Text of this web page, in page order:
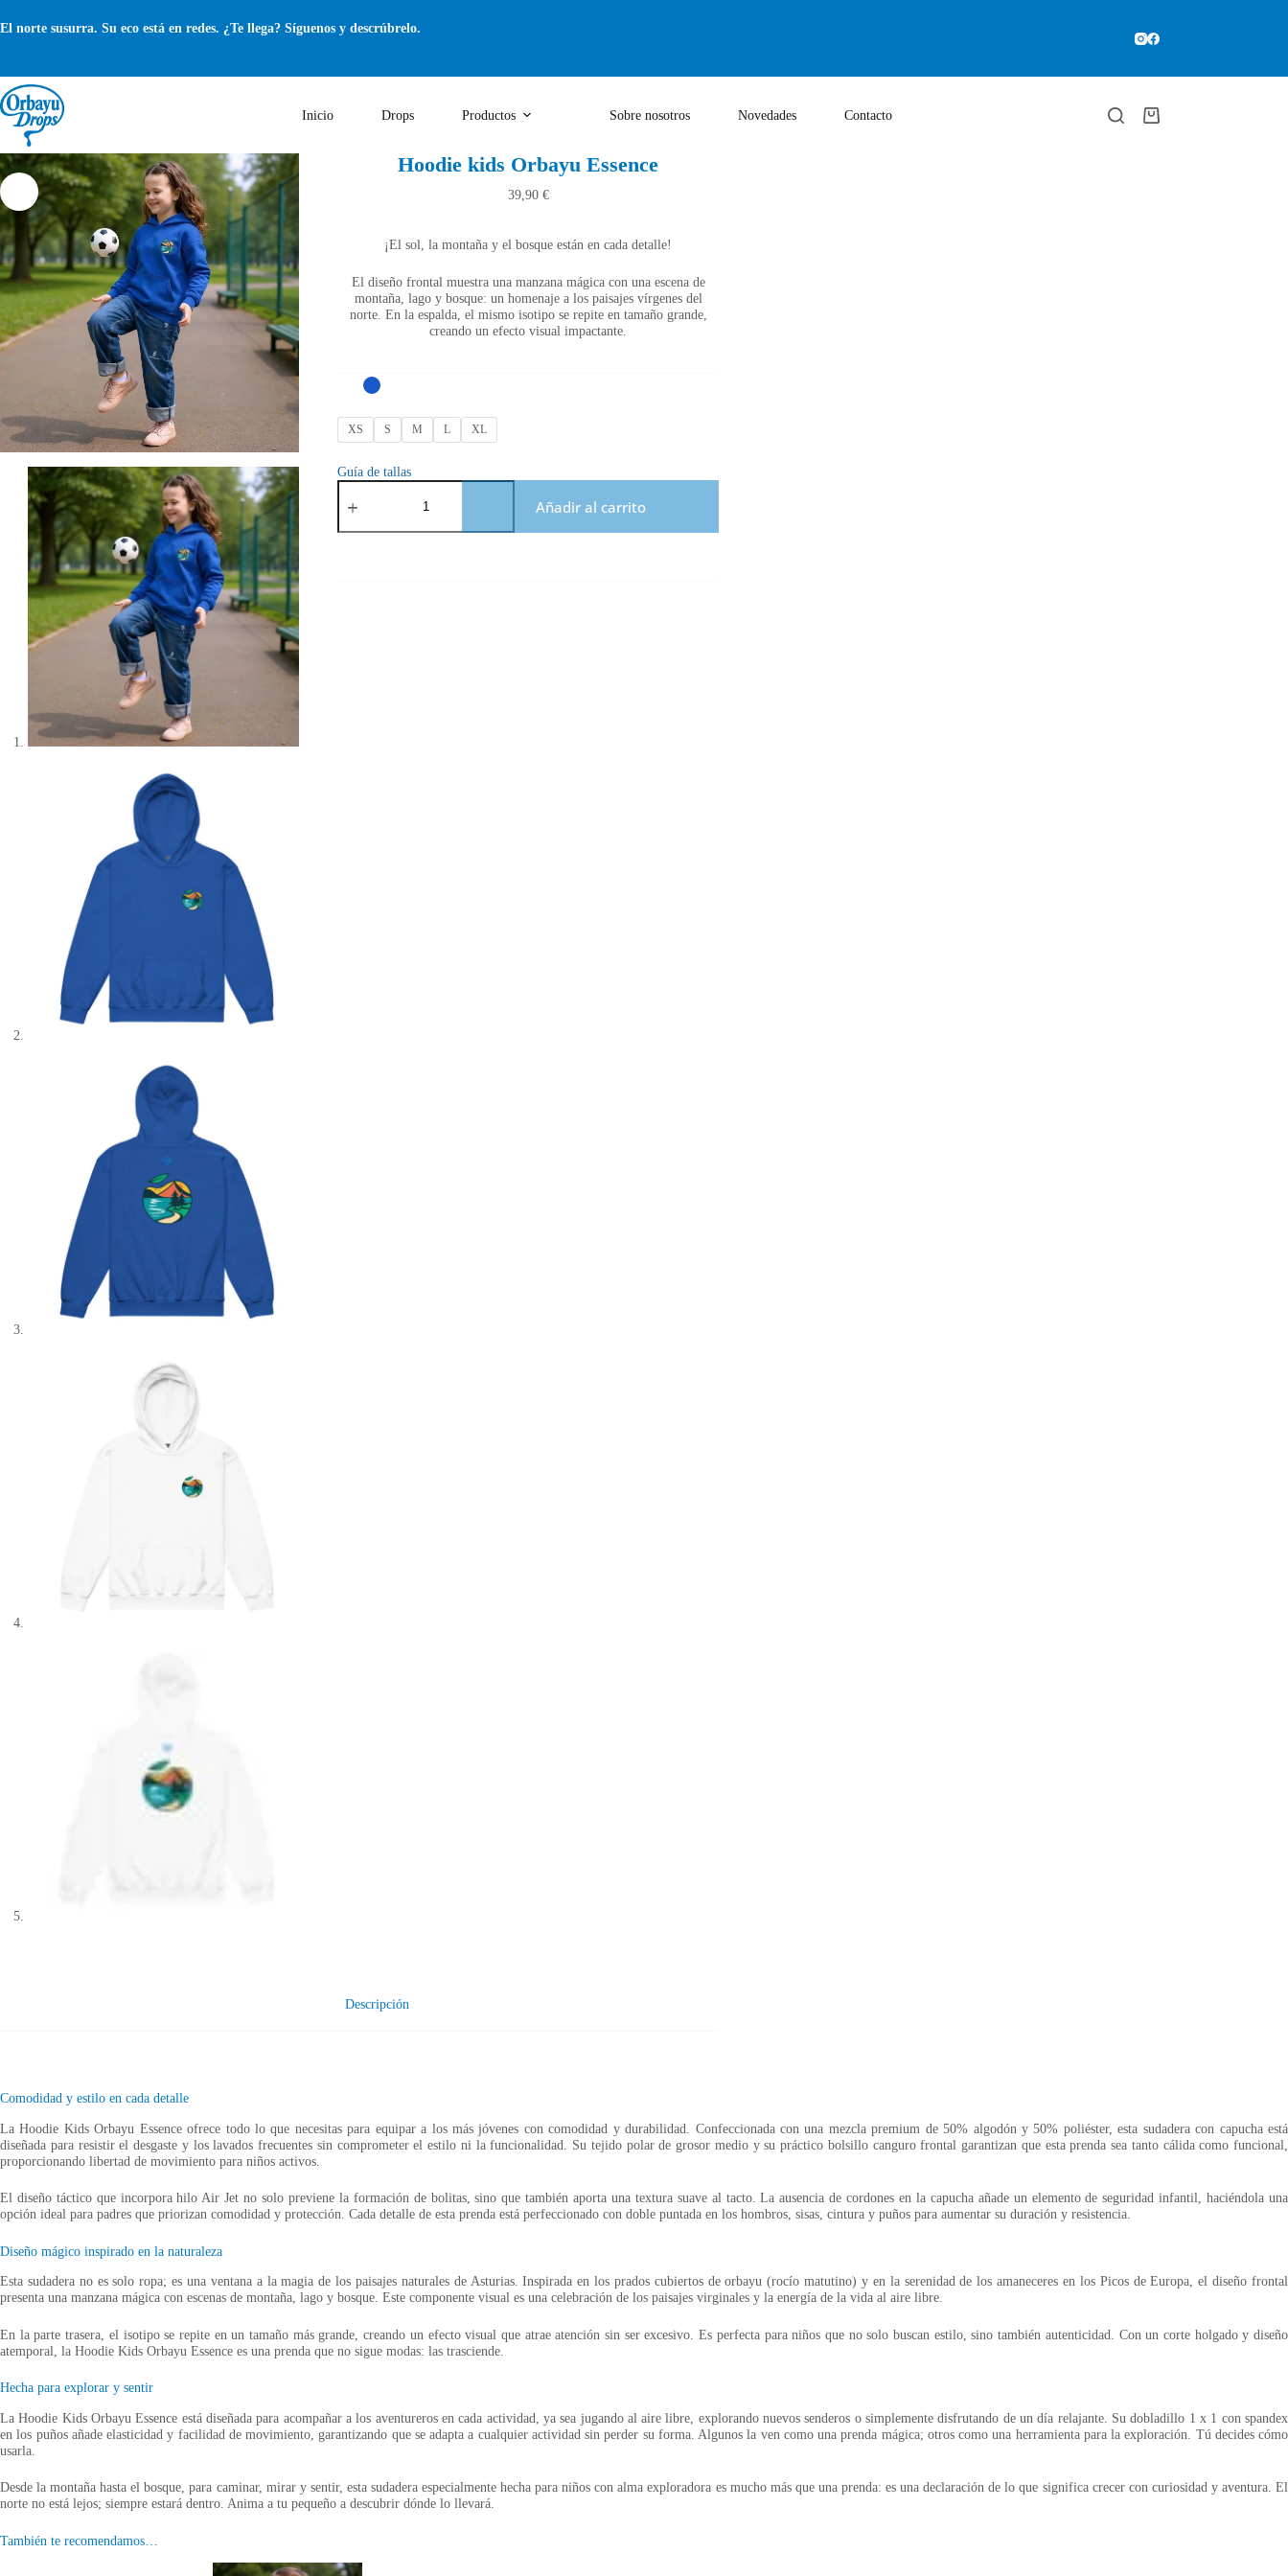
al
El norte susurra. Su eco está en redes. ¿Te llega? Síguenos y descrúbrelo.
Inicio Drops Productos Sobre nosotros Novedades Contacto
Carro
Hoodie kids Orbayu Essence
39,90 €
¡El sol, la montaña y el bosque están en cada detalle!
El diseño frontal muestra una manzana mágica con una escena de
montaña, lago y bosque: un homenaje a los paisajes vírgenes del
norte. En la espalda, el mismo isotipo se repite en tamaño grande,
creando un efecto visual impactante.
XS S M L XL
Guía de tallas
Hoodie
kids
Essence
Añadir al carrito
Descripción
Comodidad y estilo en cada detalle
La Hoodie Kids Orbayu Essence ofrece todo lo que necesitas para equipar a los más jóvenes con comodidad y durabilidad. Confeccionada con una mezcla premium de 50% algodón y 50% poliéster, esta sudadera con capucha está
diseñada para resistir el desgaste y los lavados frecuentes sin comprometer el estilo ni la funcionalidad. Su tejido polar de grosor medio y su práctico bolsillo canguro frontal garantizan que esta prenda sea tanto cálida como funcional,
proporcionando libertad de movimiento para niños activos.
El diseño táctico que incorpora hilo Air Jet no solo previene la formación de bolitas, sino que también aporta una textura suave al tacto. La ausencia de cordones en la capucha añade un elemento de seguridad infantil, haciéndola una
opción ideal para padres que priorizan comodidad y protección. Cada detalle de esta prenda está perfeccionado con doble puntada en los hombros, sisas, cintura y puños para aumentar su duración y resistencia.
Diseño mágico inspirado en la naturaleza
Esta sudadera no es solo ropa; es una ventana a la magia de los paisajes naturales de Asturias. Inspirada en los prados cubiertos de orbayu (rocío matutino) y en la serenidad de los amaneceres en los Picos de Europa, el diseño frontal
presenta una manzana mágica con escenas de montaña, lago y bosque. Este componente visual es una celebración de los paisajes virginales y la energía de la vida al aire libre.
En la parte trasera, el isotipo se repite en un tamaño más grande, creando un efecto visual que atrae atención sin ser excesivo. Es perfecta para niños que no solo buscan estilo, sino también autenticidad. Con un corte holgado y diseño
atemporal, la Hoodie Kids Orbayu Essence es una prenda que no sigue modas: las trasciende.
Hecha para explorar y sentir
La Hoodie Kids Orbayu Essence está diseñada para acompañar a los aventureros en cada actividad, ya sea jugando al aire libre, explorando nuevos senderos o simplemente disfrutando de un día relajante. Su dobladillo 1 x 1 con spandex
en los puños añade elasticidad y facilidad de movimiento, garantizando que se adapta a cualquier actividad sin perder su forma. Algunos la ven como una prenda mágica; otros como una herramienta para la exploración. Tú decides cómo
usarla.
Desde la montaña hasta el bosque, para caminar, mirar y sentir, esta sudadera especialmente hecha para niños con alma exploradora es mucho más que una prenda: es una declaración de lo que significa crecer con curiosidad y aventura. El
norte no está lejos; siempre estará dentro. Anima a tu pequeño a descubrir dónde lo llevará.
También te recomendamos…